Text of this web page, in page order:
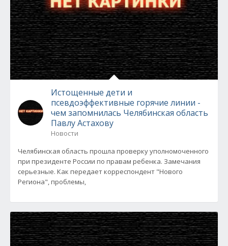
Истощенные дети и
псевдоэффективные горячие линии -
чем запомнилась Челябинская область
Павлу Астахову
Новости
Челябинская область прошла проверку уполномоченного
при президенте России по правам ребенка. Замечания
серьезные. Как передает корреспондент "Нового
Региона", проблемы,